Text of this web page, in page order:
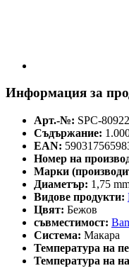
Информация за
Арт.-№: SPC-80922
Съдържание:
EAN:
Номер на
Марки
Диаметър: 1,75
Видове продукти:
Цвят: Бежов
съвместимост:
Система: Макара
Температура на
Температура на